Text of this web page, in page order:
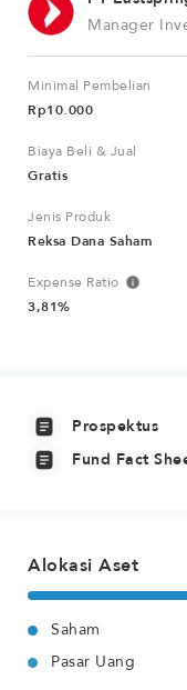
Manager
Minimal Pembelian
Rp10.000
Biaya Beli & Jual
Gratis
Jenis Produk
Reksa Dana Saham
Expense Ratio
3,81%
Prospektus
Fund Fact
Alokasi Aset
Saham
Pasar Uang